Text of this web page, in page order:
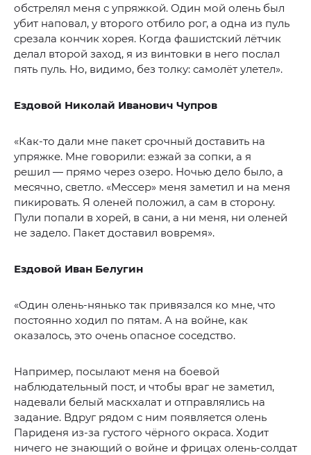
обстрелял меня с упряжкой. Один мой олень был
убит наповал, у второго отбило рог, а одна из пуль
срезала кончик хорея. Когда фашистский лётчик
делал второй заход, я из винтовки в него послал
пять пуль. Но, видимо, без толку: самолёт улетел».
Ездовой Николай Иванович Чупров
«Как-то дали мне пакет срочный доставить на
упряжке. Мне говорили: езжай за сопки, а я
решил — прямо через озеро. Ночью дело было, а
месячно, светло. «Мессер» меня заметил и на меня
пикировать. Я оленей положил, а сам в сторону.
Пули попали в хорей, в сани, а ни меня, ни оленей
не задело. Пакет доставил вовремя».
Ездовой Иван Белугин
«Один олень-нянько так привязался ко мне, что
постоянно ходил по пятам. А на войне, как
оказалось, это очень опасное соседство.
Например, посылают меня на боевой
наблюдательный пост, и чтобы враг не заметил,
надевали белый маскхалат и отправлялись на
задание. Вдруг рядом с ним появляется олень
Париденя из-за густого чёрного окраса. Ходит
ничего не знающий о войне и фрицах олень-солдат